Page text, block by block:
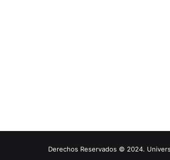
Derechos Reservados © 2024.